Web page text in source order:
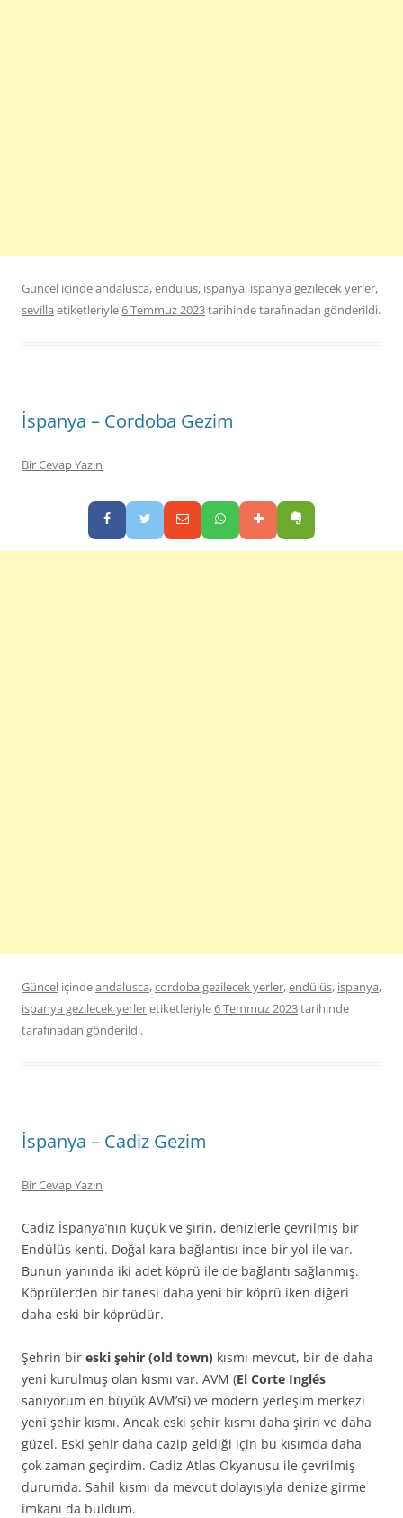
Güncel içindeandalusca,endülüs, ispanya, ispanya gezilecek yerler,
sevilla etiketleriyle6 Temmuz 2023tarihindetarafınadan gönderildi.
İspanya – Cordoba Gezim
Bir Cevap Yazın
Güncel içindeandalusca,cordoba gezilecek yerler,endülüs, ispanya,
ispanya gezilecek yerleretiketleriyle6 Temmuz 2023tarihinde
tarafınadan gönderildi.
İspanya – Cadiz Gezim
Bir Cevap Yazın
Cadiz İspanya’nın küçük ve şirin, denizlerle çevrilmiş bir
Endülüs kenti. Doğal kara bağlantısı ince bir yol ile var.
Bunun yanında iki adet köprü ile de bağlantı sağlanmış.
Köprülerden bir tanesi daha yeni bir köprü iken diğeri
daha eski bir köprüdür.
Şehrin bir eski şehir (old town) kısmı mevcut, bir de daha
yeni kurulmuş olan kısmı var. AVM (El Corte Inglés
sanıyorum en büyük AVM’si) ve modern yerleşim merkezi
yeni şehir kısmı. Ancak eski şehir kısmı daha şirin ve daha
güzel. Eski şehir daha cazip geldiği için bu kısımda daha
çok zaman geçirdim. Cadiz Atlas Okyanusu ile çevrilmiş
durumda. Sahil kısmı da mevcut dolayısıyla denize girme
imkanı da buldum.